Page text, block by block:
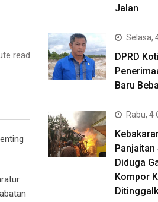
read
Jalan
Selasa,
DPRD
Baru
Rabu, 4
Panjaitan
Diduga
Kompor